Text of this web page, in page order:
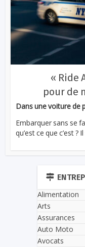
« Ride
pour de
Dans une voiture de
Embarquer sans se
qu’est ce que c’est ?
Alimentation
Arts
Assurances
Auto Moto
Avocats